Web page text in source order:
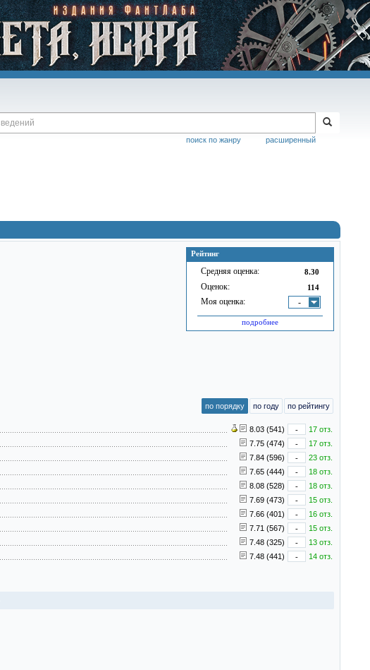
расширенный
поиск по жанру
Рейтинг
Средняя оценка: 8.30
Оценок: 114
Моя оценка: -
подробнее
по порядку по году по рейтингу
8.03 (541) -
17 отз.
7.75 (474) -
17 отз.
7.84 (596) -
23 отз.
7.65 (444) -
18 отз.
8.08 (528) -
18 отз.
7.69 (473) -
15 отз.
7.66 (401) -
16 отз.
7.71 (567) -
15 отз.
7.48 (325) -
13 отз.
7.48 (441) - 14 отз.